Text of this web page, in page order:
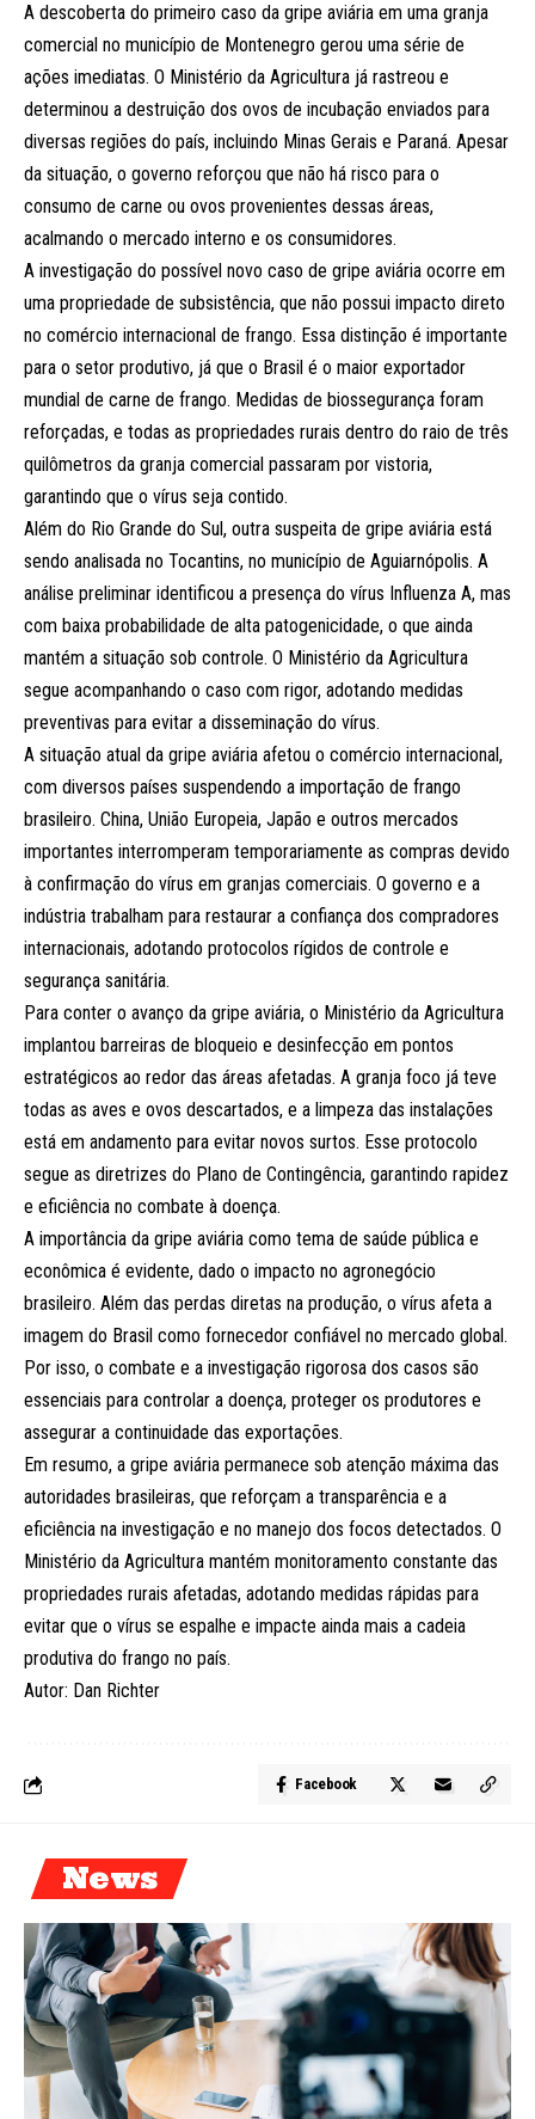
A descoberta do primeiro caso da gripe aviária em uma granja
comercial no município de Montenegro gerou uma série de
ações imediatas. O Ministério da Agricultura já rastreou e
determinou a destruição dos ovos de incubação enviados para
diversas regiões do país, incluindo Minas Gerais e Paraná. Apesar
da situação, o governo reforçou que não há risco para o
consumo de carne ou ovos provenientes dessas áreas,
acalmando o mercado interno e os consumidores.
A investigação do possível novo caso de gripe aviária ocorre em
uma propriedade de subsistência, que não possui impacto direto
no comércio internacional de frango. Essa distinção é importante
para o setor produtivo, já que o Brasil é o maior exportador
mundial de carne de frango. Medidas de biossegurança foram
reforçadas, e todas as propriedades rurais dentro do raio de três
quilômetros da granja comercial passaram por vistoria,
garantindo que o vírus seja contido.
Além do Rio Grande do Sul, outra suspeita de gripe aviária está
sendo analisada no Tocantins, no município de Aguiarnópolis. A
análise preliminar identificou a presença do vírus Influenza A, mas
com baixa probabilidade de alta patogenicidade, o que ainda
mantém a situação sob controle. O Ministério da Agricultura
segue acompanhando o caso com rigor, adotando medidas
preventivas para evitar a disseminação do vírus.
A situação atual da gripe aviária afetou o comércio internacional,
com diversos países suspendendo a importação de frango
brasileiro. China, União Europeia, Japão e outros mercados
importantes interromperam temporariamente as compras devido
à confirmação do vírus em granjas comerciais. O governo e a
indústria trabalham para restaurar a confiança dos compradores
internacionais, adotando protocolos rígidos de controle e
segurança sanitária.
Para conter o avanço da gripe aviária, o Ministério da Agricultura
implantou barreiras de bloqueio e desinfecção em pontos
estratégicos ao redor das áreas afetadas. A granja foco já teve
todas as aves e ovos descartados, e a limpeza das instalações
está em andamento para evitar novos surtos. Esse protocolo
segue as diretrizes do Plano de Contingência, garantindo rapidez
e eficiência no combate à doença.
A importância da gripe aviária como tema de saúde pública e
econômica é evidente, dado o impacto no agronegócio
brasileiro. Além das perdas diretas na produção, o vírus afeta a
imagem do Brasil como fornecedor confiável no mercado global.
Por isso, o combate e a investigação rigorosa dos casos são
essenciais para controlar a doença, proteger os produtores e
assegurar a continuidade das exportações.
Em resumo, a gripe aviária permanece sob atenção máxima das
autoridades brasileiras, que reforçam a transparência e a
eficiência na investigação e no manejo dos focos detectados. O
Ministério da Agricultura mantém monitoramento constante das
propriedades rurais afetadas, adotando medidas rápidas para
evitar que o vírus se espalhe e impacte ainda mais a cadeia
produtiva do frango no país.
Autor: Dan Richter
Facebook
News